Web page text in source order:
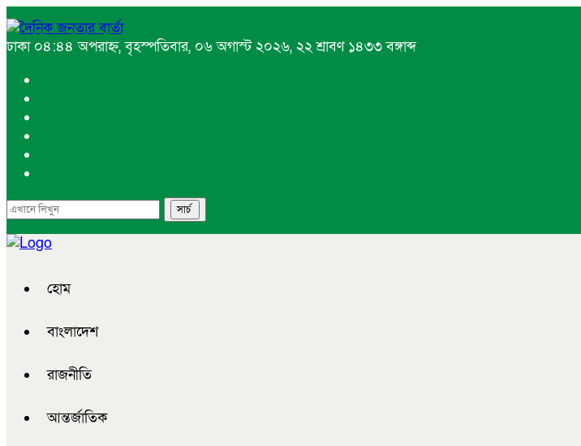
ঢাকা ০৪:৪৪ অপরাহ্ন, বৃহস্পতিবার, ০৬ অগাস্ট ২০২৬, ২২ শ্রাবণ ১৪৩৩ বঙ্গাব্দ
হোম
বাংলাদেশ
রাজনীতি
আন্তর্জাতিক